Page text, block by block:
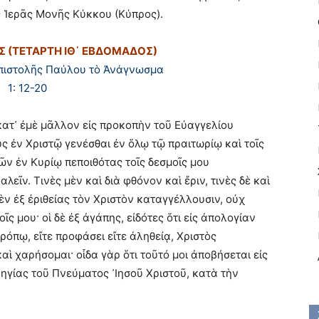
Ἱερᾶς Μονῆς Κύκκου (Κύπρος).
(ΤΕΤΑΡΤΗ ΙΘ΄ ΕΒΔΟΜΑΔΟΣ)
Παύλου τὸ Ἀνάγνωσμα
1: 12-20
ἐμὲ μᾶλλον εἰς προκοπὴν τοῦ Εὐαγγελίου
Χριστῷ γενέσθαι ἐν ὅλῳ τῷ πραιτωρίῳ καὶ τοῖς
ἐν Κυρίῳ πεποιθότας τοῖς δεσμοῖς μου
Τινὲς μὲν καὶ διὰ φθόνον καὶ ἔριν, τινὲς δὲ καὶ
ἐξ ἐριθείας τὸν Χριστὸν καταγγέλλουσιν, οὐχ
μου· οἱ δὲ ἐξ ἀγάπης, εἰδότες ὅτι εἰς ἀπολογίαν
εἴτε προφάσει εἴτε ἀληθείᾳ, Χριστὸς
χαρήσομαι· οἶδα γὰρ ὅτι τοῦτό μοι ἀποβήσεται εἰς
τοῦ Πνεύματος ᾿Ιησοῦ Χριστοῦ, κατὰ τὴν